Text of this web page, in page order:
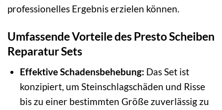
professionelles Ergebnis erzielen können.
Umfassende Vorteile des Presto Scheiben
Reparatur Sets
Effektive Schadensbehebung: Das Set ist
konzipiert, um Steinschlagschäden und Risse
bis zu einer bestimmten Größe zuverlässig zu